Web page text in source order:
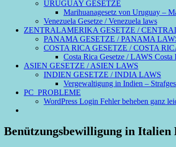
URUGUAY GESETZE
Marihuanagesetz von Uruguay –
Venezuela Gesetze / Venezuela laws
ZENTRALAMERIKA GESETZE /
PANAMA GESETZE / PANAMA
COSTA RICA GESETZE / COSTA
Costa Rica Gesetze / LAWS Costa
ASIEN GESETZE / ASIEN LAWS
INDIEN GESETZE / INDIA LAWS
Vergewaltigung in Indien –
PC_PROBLEME
WordPress Login Fehler beheben ganz
Benützungsbewilligung in Italien